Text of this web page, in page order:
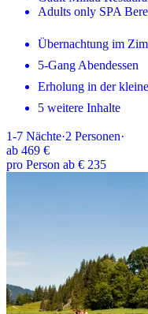
Adults only SPA
Übernachtung im
5-Gang Abendessen
Erholung in der
5 weitere Inhalte
1-7 Nächte·2 Personen·
ab 469 €
pro Person ab € 235